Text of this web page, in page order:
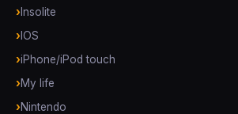
Insolite
IOS
iPhone/iPod touch
My life
Nintendo